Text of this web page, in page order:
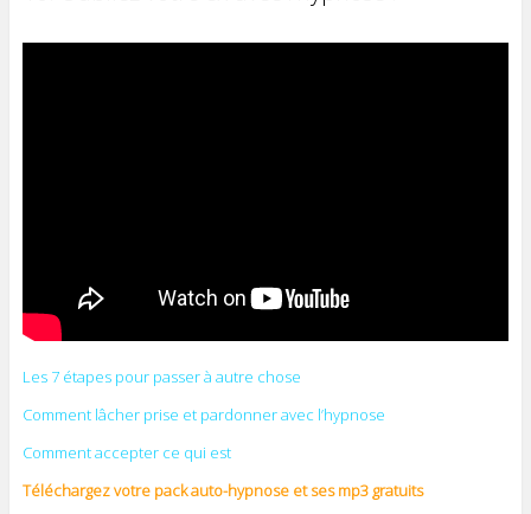
Les 7 étapes pour passer à autre chose
Comment lâcher prise et pardonner avec l’hypnose
Comment accepter ce qui est
Téléchargez votre pack auto-hypnose et ses mp3 gratuits